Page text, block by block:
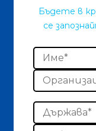
Бъдете в
се